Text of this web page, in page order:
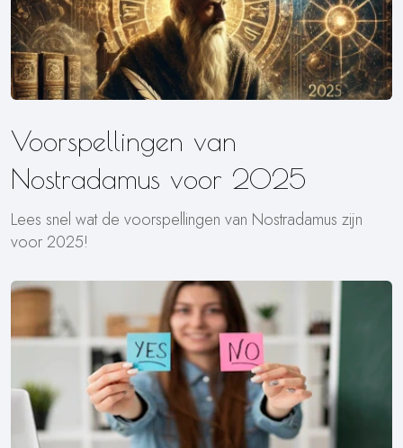
Voorspellingen van
Nostradamus voor 2025
Lees snel wat de voorspellingen van Nostradamus zijn
voor 2025!